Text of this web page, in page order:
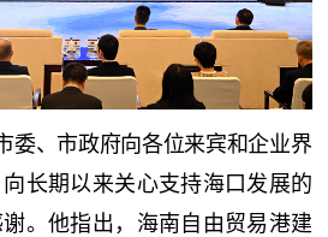
委、市政府向各位来宾和企业界
长期以来关心支持海口发展的
。他指出，海南自由贸易港建